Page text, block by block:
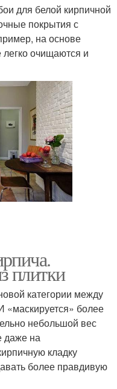
для белой кирпичной
покрытия с
на основе
очищаются и
плитки
категории между
более
небольшой вес
даже на
кладку
более правдивую